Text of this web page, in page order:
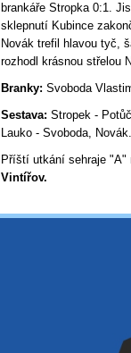
brankáře Stropka 0:1.
sklepnutí Kubince
Novák trefil hlavou tyč,
rozhodl krásnou střelou
Branky: Svoboda
Sestava: Stropek -
Lauko - Svoboda,
Příští utkání sehraje "A"
Vintířov.